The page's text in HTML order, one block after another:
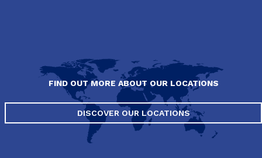
FIND OUT MORE ABOUT OUR LOCATIONS
DISCOVER OUR LOCATIONS